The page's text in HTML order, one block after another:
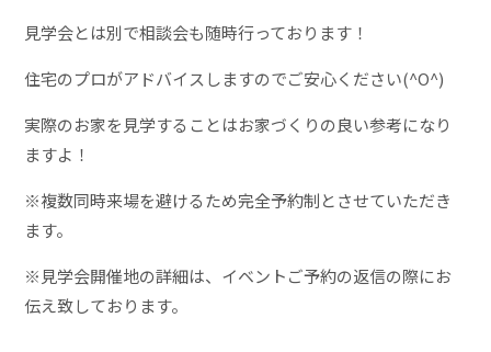
見学会とは別で相談会も随時行っております！
住宅のプロがアドバイスしますのでご安心ください(^O^)
実際のお家を見学することはお家づくりの良い参考になり
ますよ！
※複数同時来場を避けるため完全予約制とさせていただき
ます。
※見学会開催地の詳細は、イベントご予約の返信の際にお
伝え致しております。